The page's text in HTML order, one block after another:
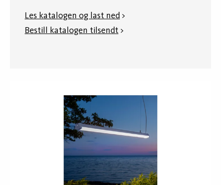
Les katalogen og last ned >
Bestill katalogen tilsendt >